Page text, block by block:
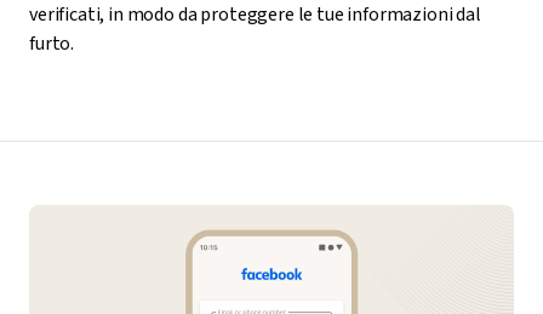
verificati, in modo da proteggere le tue informazioni dal
furto.